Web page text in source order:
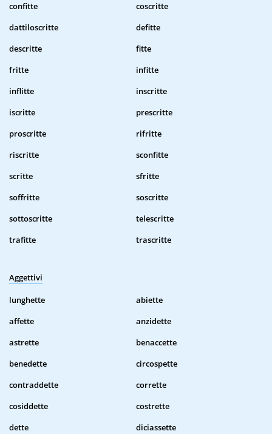
confitte
coscritte
dattiloscritte
defitte
descritte
fitte
fritte
infitte
inflitte
inscritte
iscritte
prescritte
proscritte
rifritte
riscritte
sconfitte
scritte
sfritte
soffritte
soscritte
sottoscritte
telescritte
trafitte
trascritte
Aggettivi
lunghette
abiette
affette
anzidette
astrette
benaccette
benedette
circospette
contraddette
corrette
cosiddette
costrette
dette
diciassette